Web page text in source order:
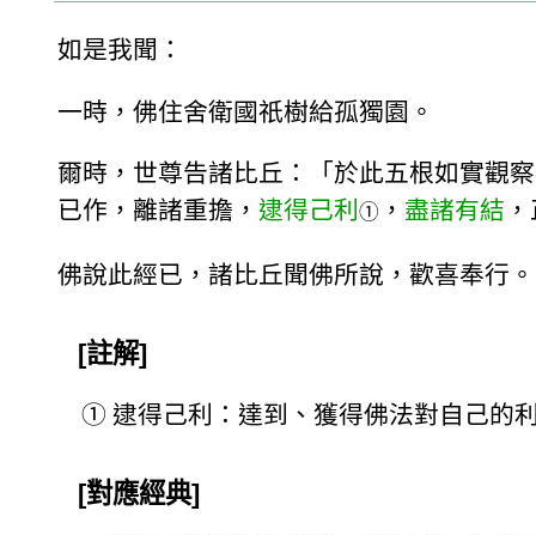
如是我聞：
一時，佛住舍衛國祇樹給孤獨園。
爾時，世尊告諸比丘：「於此五根如實觀
已作，離諸重擔， 逮得己利 ① ， 盡諸有結
佛說此經已，諸比丘聞佛所說，歡喜奉行。
[註解]
① 逮得己利：達到、獲得佛法對自己的
[對應經典]